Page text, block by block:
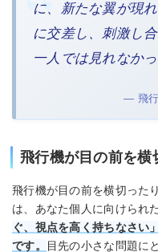
に、新たな翼が現
に交差し、刺激し
一人では見れなか
— 飛行
飛行機が目の前を横
飛行機が目の前を横切った
は、あなた個人に向けられ
ぐ、視点を高く持ちなさい
です。
目先の小さな問題に